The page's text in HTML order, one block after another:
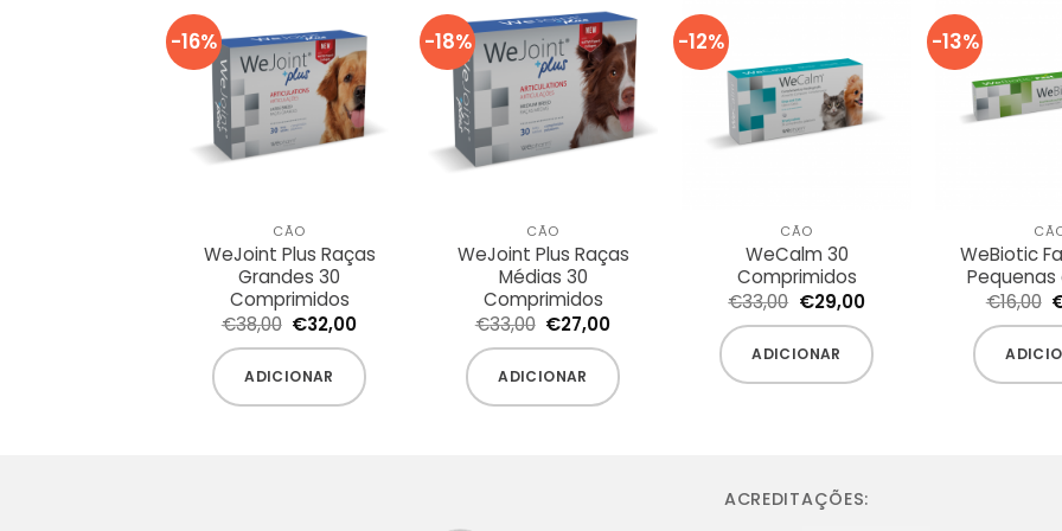
-16%
CÃO
WeJoint Plus Raças
Grandes 30
Comprimidos
€38,00 O
preço
original
era:
€38,00.
€32,00O
atual
é:
€32,00.
ADICIONAR
-18%
CÃO
WeJoint Plus Raças
Médias 30
Comprimidos
€33,00 O
preço
original
era:
€33,00.
€27,00O
atual
é:
€27,00.
ADICIONAR
-12%
CÃO
WeCalm 30
Comprimidos
€33,00 O
preço
original
era:
€33,00.
€29,00O
atual
é:
€29,00.
ADICIONAR
-13%
WeBiotic
€16,00
ACREDITAÇÕES: